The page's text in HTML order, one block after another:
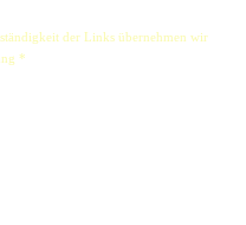
der Links übernehmen wir
*